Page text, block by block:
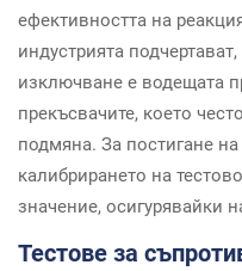
ефективността на
индустрията
изключване е водещата
прекъсвачите, което
подмяна. За постигане
калибрирането на
значение, осигурявайки
Тестове за